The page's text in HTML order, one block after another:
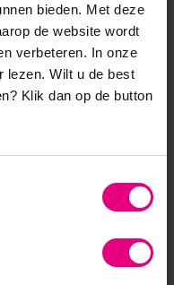
bieden. Met deze
de website wordt
verbeteren. In onze
lezen. Wilt u de best
Klik dan op de button